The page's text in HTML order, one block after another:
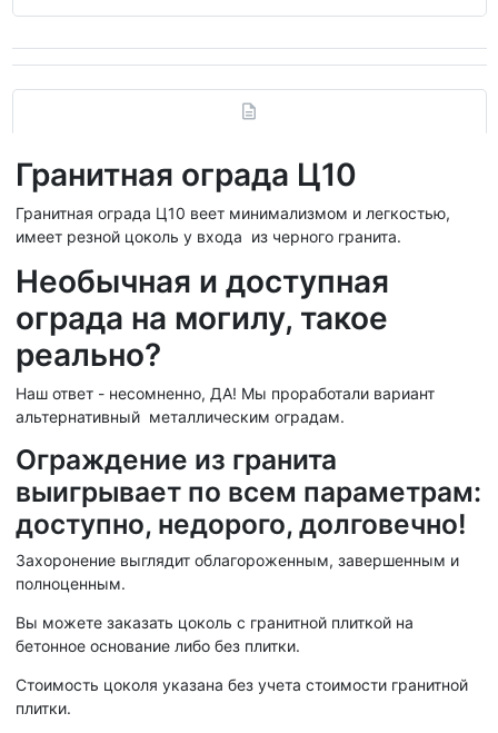
Гранитная ограда Ц10
Гранитная ограда Ц10 веет минимализмом и легкостью,
имеет резной цоколь у входа из черного гранита.
Необычная и доступная
ограда на могилу, такое
реально?
Наш ответ - несомненно, ДА! Мы проработали вариант
альтернативный металлическим оградам.
Ограждение из гранита
выигрывает по всем параметрам:
доступно, недорого, долговечно!
Захоронение выглядит облагороженным, завершенным и
полноценным.
Вы можете заказать цоколь с гранитной плиткой на
бетонное основание либо без плитки.
Стоимость цоколя указана без учета стоимости гранитной
плитки.